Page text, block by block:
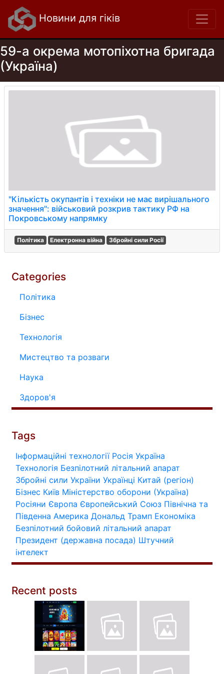
Новини для гіків
59-а окрема мотопіхотна бригада
(Україна)
"Кількість окупантів і техніки не має вирішального
значення": військовий розкрив тактику РФ на
Покровському напрямку
Політика Електронна війна Збройні сили Росії
Categories
Політика
Бізнес
Технологія
Мистецтво та розваги
Наука
Здоров'я
Tags
Інформаційні технології Росія Україна
Технологія Безпілотний літальний апарат
Збройні сили України Українці Китай (регіон)
Бізнес Київ Міністерство оборони (Україна)
Росіяни Європа Європейський Союз Північна та
Південна Америка Дональд Трамп Економіка
Безпілотний бойовий літальний апарат
Президент (державна посада) Штучний
інтелект
Recent posts